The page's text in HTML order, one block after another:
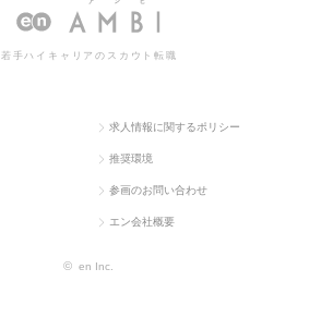
若手ハイキャリアのスカウト転職
求人情報に関するポリシー
推奨環境
参画のお問い合わせ
エン会社概要
© en Inc.